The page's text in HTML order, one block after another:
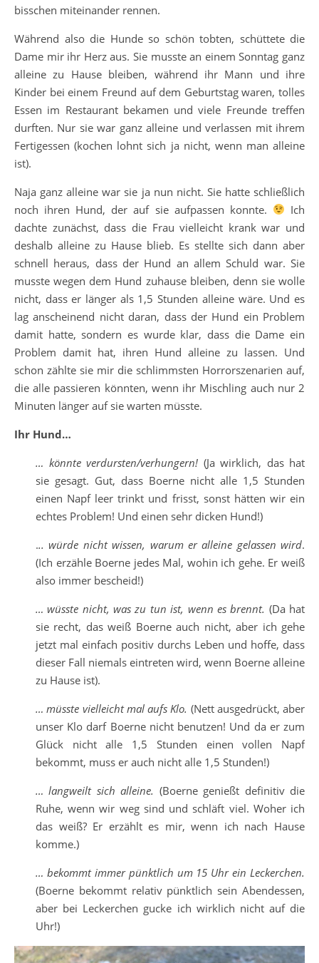
bisschen miteinander rennen.
Während also die Hunde so schön tobten, schüttete die
Dame mir ihr Herz aus. Sie musste an einem Sonntag ganz
alleine zu Hause bleiben, während ihr Mann und ihre
Kinder bei einem Freund auf dem Geburtstag waren, tolles
Essen im Restaurant bekamen und viele Freunde treffen
durften. Nur sie war ganz alleine und verlassen mit ihrem
Fertigessen (kochen lohnt sich ja nicht, wenn man alleine
ist).
Naja ganz alleine war sie ja nun nicht. Sie hatte schließlich
noch ihren Hund, der auf sie aufpassen konnte.
Ich
dachte zunächst, dass die Frau vielleicht krank war und
deshalb alleine zu Hause blieb. Es stellte sich dann aber
schnell heraus, dass der Hund an allem Schuld war. Sie
musste wegen dem Hund zuhause bleiben, denn sie wolle
nicht, dass er länger als 1,5 Stunden alleine wäre. Und es
lag anscheinend nicht daran, dass der Hund ein Problem
damit hatte, sondern es wurde klar, dass die Dame ein
Problem damit hat, ihren Hund alleine zu lassen. Und
schon zählte sie mir die schlimmsten Horrorszenarien auf,
die alle passieren könnten, wenn ihr Mischling auch nur 2
Minuten länger auf sie warten müsste.
Ihr Hund…
… könnte verdursten/verhungern! (Ja wirklich, das hat
sie gesagt. Gut, dass Boerne nicht alle 1,5 Stunden
einen Napf leer trinkt und frisst, sonst hätten wir ein
echtes Problem! Und einen sehr dicken Hund!)
... würde nicht wissen, warum er alleine gelassen wird.
(Ich erzähle Boerne jedes Mal, wohin ich gehe. Er weiß
also immer bescheid!)
… wüsste nicht, was zu tun ist, wenn es brennt. (Da hat
sie recht, das weiß Boerne auch nicht, aber ich gehe
jetzt mal einfach positiv durchs Leben und hoffe, dass
dieser Fall niemals eintreten wird, wenn Boerne alleine
zu Hause ist).
… müsste vielleicht mal aufs Klo. (Nett ausgedrückt, aber
unser Klo darf Boerne nicht benutzen! Und da er zum
Glück nicht alle 1,5 Stunden einen vollen Napf
bekommt, muss er auch nicht alle 1,5 Stunden!)
… langweilt sich alleine. (Boerne genießt definitiv die
Ruhe, wenn wir weg sind und schläft viel. Woher ich
das weiß? Er erzählt es mir, wenn ich nach Hause
komme.)
… bekommt immer pünktlich um 15 Uhr ein Leckerchen.
(Boerne bekommt relativ pünktlich sein Abendessen,
aber bei Leckerchen gucke ich wirklich nicht auf die
Uhr!)